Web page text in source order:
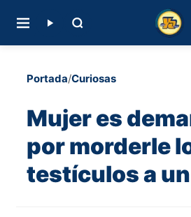
Portada/Curiosas
Mujer es
por morderle
testículos a